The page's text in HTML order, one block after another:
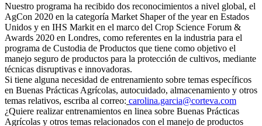
Nuestro programa ha recibido dos reconocimientos a nivel global, el
AgCon 2020 en la categoría Market Shaper of the year en Estados
Unidos y en IHS Markit en el marco del Crop Science Forum &
Awards 2020 en Londres, como referentes en la industria para el
programa de Custodia de Productos que tiene como objetivo el
manejo seguro de productos para la protección de cultivos, mediante
técnicas disruptivas e innovadoras.
Si tiene alguna necesidad de entrenamiento sobre temas específicos
en Buenas Prácticas Agrícolas, autocuidado, almacenamiento y otros
temas relativos, escriba al correo: carolina.garcia@corteva.com
¿Quiere realizar entrenamientos en linea sobre Buenas Prácticas
Agrícolas y otros temas relacionados con el manejo de productos